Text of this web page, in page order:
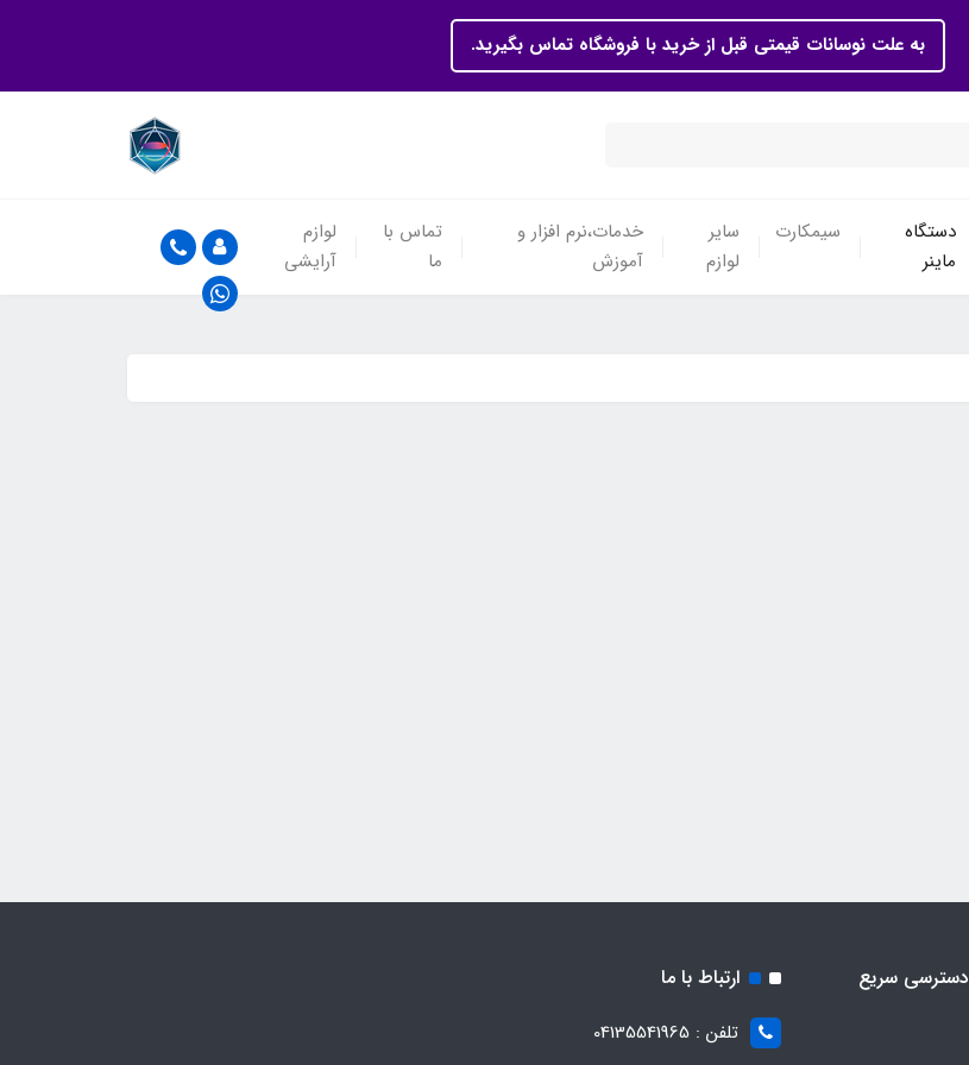
به علت نوسانات قیمتی قبل از خرید با فروشگاه تماس بگیرید.
دستگاه
ماینر
سیمکارت
سایر
لوازم
خدمات،نرم افزار و
آموزش
تماس با
ما
لوازم
آرایشی
دسترسی سریع ارتباط با ما
تلفن : 04135541965